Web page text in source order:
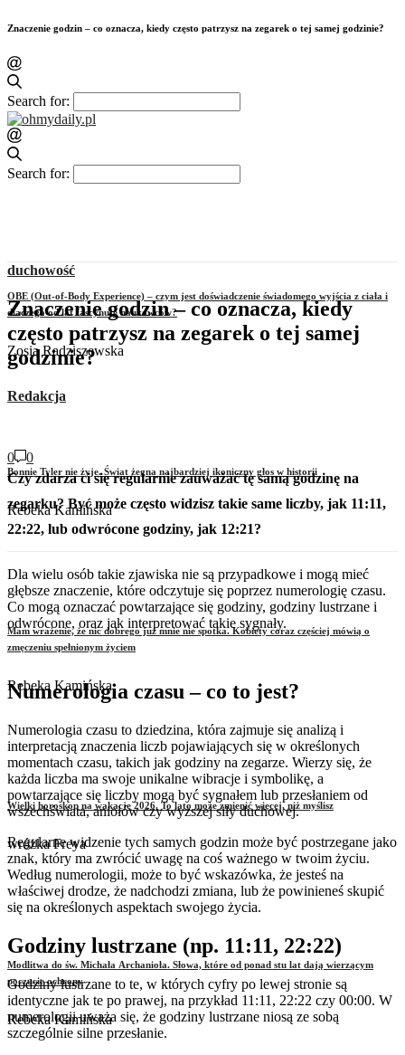
Znaczenie godzin – co oznacza, kiedy często patrzysz na zegarek o tej samej godzinie?
Search for:
Search for:
OBE (Out-of-Body Experience) – czym jest doświadczenie świadomego wyjścia z ciała i
dlaczego od lat fascynuje naukowców?
Zosia Radziszewska
Bonnie Tyler nie żyje. Świat żegna najbardziej ikoniczny głos w historii
Rebeka Kamińska
Mam wrażenie, że nic dobrego już mnie nie spotka. Kobiety coraz częściej mówią o
zmęczeniu spełnionym życiem
Rebeka Kamińska
Wielki horoskop na wakacje 2026. To lato może zmienić więcej, niż myślisz
wróżka Freya
Modlitwa do św. Michała Archanioła. Słowa, które od ponad stu lat dają wierzącym
poczucie ochrony
Rebeka Kamińska
duchowość
Znaczenie godzin – co oznacza, kiedy
często patrzysz na zegarek o tej samej
godzinie?
Redakcja
0
0
Czy zdarza ci się regularnie zauważać tę samą godzinę na
zegarku? Być może często widzisz takie same liczby, jak 11:11,
22:22, lub odwrócone godziny, jak 12:21?
Dla wielu osób takie zjawiska nie są przypadkowe i mogą mieć
głębsze znaczenie, które odczytuje się poprzez numerologię czasu.
Co mogą oznaczać powtarzające się godziny, godziny lustrzane i
odwrócone, oraz jak interpretować takie sygnały.
Numerologia czasu – co to jest?
Numerologia czasu to dziedzina, która zajmuje się analizą i
interpretacją znaczenia liczb pojawiających się w określonych
momentach czasu, takich jak godziny na zegarze. Wierzy się, że
każda liczba ma swoje unikalne wibracje i symbolikę, a
powtarzające się liczby mogą być sygnałem lub przesłaniem od
wszechświata, aniołów czy wyższej siły duchowej.
Regularne widzenie tych samych godzin może być postrzegane jako
znak, który ma zwrócić uwagę na coś ważnego w twoim życiu.
Według numerologii, może to być wskazówka, że jesteś na
właściwej drodze, że nadchodzi zmiana, lub że powinieneś skupić
się na określonych aspektach swojego życia.
Godziny lustrzane (np. 11:11, 22:22)
Godziny lustrzane to te, w których cyfry po lewej stronie są
identyczne jak te po prawej, na przykład 11:11, 22:22 czy 00:00. W
numerologii uważa się, że godziny lustrzane niosą ze sobą
szczególnie silne przesłanie.